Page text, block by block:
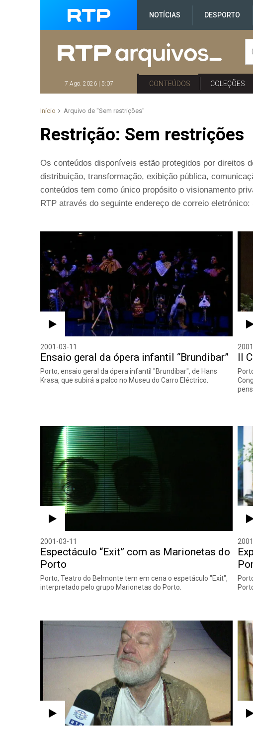
NOTÍCIAS DESPORTO
7 Ago. 2026 | 5:07 CONTEÚDOS COLEÇÕES
Início Arquivo de "Sem restrições"
Restrição: Sem restrições
Os conteúdos disponíveis estão protegidos por direitos
distribuição, transformação, exibição pública,
conteúdos tem como único propósito o visionamento
RTP através do seguinte endereço de correio
2001-03-11
Ensaio geral da ópera infantil “Brundibar”
Porto, ensaio geral da ópera infantil "Brundibar", de Hans
Krasa, que subirá a palco no Museu do Carro Eléctrico.
II
2001-03-11
Espectáculo “Exit” com as Marionetas do
Porto
Porto, Teatro do Belmonte tem em cena o espetáculo "Exit",
interpretado pelo grupo Marionetas do Porto.